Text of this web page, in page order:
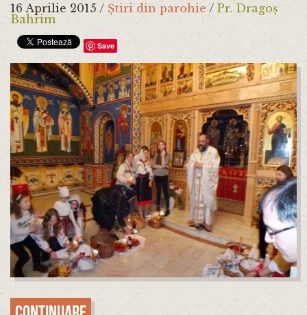
16 Aprilie 2015 / Știri din parohie / Pr. Dragoș
Bahrim
Save